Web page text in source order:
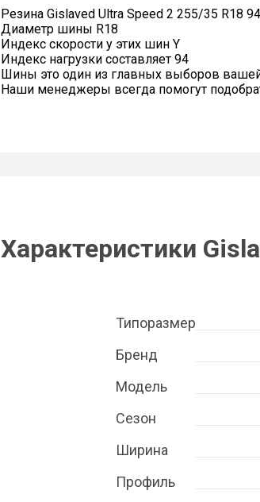
Резина Gislaved Ultra Speed 2 255/35 R18
Диаметр шины R18
Индекс скорости у этих шин Y
Индекс нагрузки составляет 94
Шины это один из главных выборов
Наши менеджеры всегда помогут
Характеристики
Типоразмер
Бренд
Модель
Сезон
Ширина
Профиль